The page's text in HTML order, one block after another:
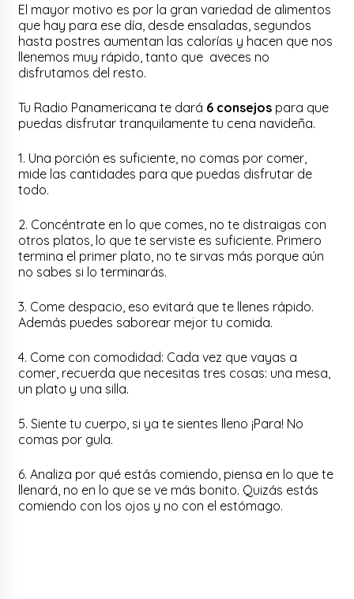
El mayor motivo es por la gran variedad de alimentos
que hay para ese día, desde ensaladas, segundos
hasta postres aumentan las calorías y hacen que nos
llenemos muy rápido, tanto que aveces no
disfrutamos del resto.
Tu Radio Panamericana te dará 6 consejos para que
puedas disfrutar tranquilamente tu cena navideña.
1. Una porción es suficiente, no comas por comer,
mide las cantidades para que puedas disfrutar de
todo.
2. Concéntrate en lo que comes, no te distraigas con
otros platos, lo que te serviste es suficiente. Primero
termina el primer plato, no te sirvas más porque aún
no sabes si lo terminarás.
3. Come despacio, eso evitará que te llenes rápido.
Además puedes saborear mejor tu comida.
4. Come con comodidad: Cada vez que vayas a
comer, recuerda que necesitas tres cosas: una mesa,
un plato y una silla.
5. Siente tu cuerpo, si ya te sientes lleno ¡Para! No
comas por gula.
6. Analiza por qué estás comiendo, piensa en lo que te
llenará, no en lo que se ve más bonito. Quizás estás
comiendo con los ojos y no con el estómago.